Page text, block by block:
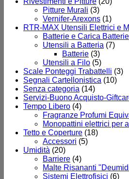
Pitture Murali (3)
Vernifer-Arexons (1)
RTR-MAX Utensili Elettrici e
Batterie e Carica Batterie
Utensili a Batteria (7)
Batterie (3)
Utensili a Filo (5)
Scale Ponteggi Trabattelli (3)
Segnali Cartellonistica (10)
Senza categoria (14)
Servizi-Buono Acquisto-
Tempo Libero (4)
Fragranze Profumi
Monopattini elettrici per
Tetto e Coperture (18)
Accessori (5)
Umidità (20)
Barriere (4)
Malte Risananti
Sistemi Elettrofisici (6)